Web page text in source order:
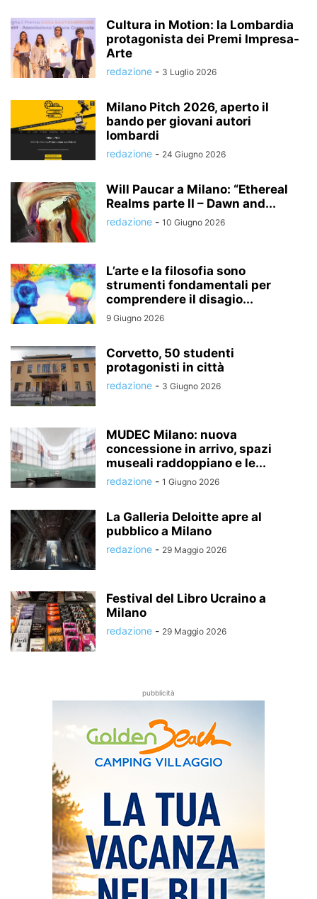
Cultura in Motion: la Lombardia
protagonista dei Premi Impresa-
Arte
redazione - 3 Luglio 2026
Milano Pitch 2026, aperto il
bando per giovani autori
lombardi
redazione - 24 Giugno 2026
Will Paucar a Milano: “Ethereal
Realms parte II – Dawn and...
redazione - 10 Giugno 2026
L’arte e la filosofia sono
strumenti fondamentali per
comprendere il disagio...
9 Giugno 2026
Corvetto, 50 studenti
protagonisti in città
redazione - 3 Giugno 2026
MUDEC Milano: nuova
concessione in arrivo, spazi
museali raddoppiano e le...
redazione - 1 Giugno 2026
La Galleria Deloitte apre al
pubblico a Milano
redazione - 29 Maggio 2026
Festival del Libro Ucraino a
Milano
redazione - 29 Maggio 2026
pubblicità